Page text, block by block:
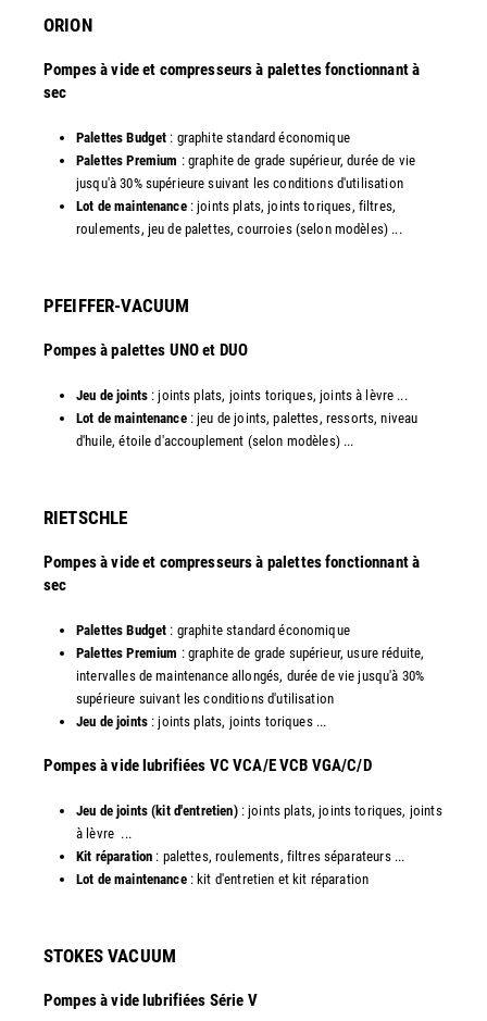
ORION
Pompes à vide et compresseurs à palettes fonctionnant à
sec
Palettes Budget : graphite standard économique
Palettes Premium : graphite de grade supérieur, durée de vie
jusqu'à 30% supérieure suivant les conditions d'utilisation
Lot de maintenance: joints plats, joints toriques, filtres,
roulements, jeu de palettes, courroies (selon modèles) ...​
PFEIFFER-VACUUM
Pompes à palettes UNO et DUO
Jeu de joints: joints plats, joints toriques, joints à lèvre ...
Lot de maintenance: jeu de joints, palettes, ressorts, niveau
d'huile, étoile d'accouplement (selon modèles) ...​​
RIETSCHLE
Pompes à vide et compresseurs à palettes fonctionnant à
sec
Palettes Budget : graphite standard économique
Palettes Premium : graphite de grade supérieur, usure réduite,
intervalles de maintenance allongés, durée de vie jusqu'à 30%
supérieure suivant les conditions d'utilisation
Jeu de joints: joints plats, joints toriques ...
​Pompes à vide lubrifiées VC VCA/E VCB VGA/C/D
Jeu de joints (kit d'entretien) : joints plats, joints toriques, joints
à lèvre ...
Kit réparation : palettes, roulements, filtres séparateurs ...
Lot de maintenance: kit d'entretien et kit réparation​
STOKES VACUUM
Pompes à vide lubrifiées Série V